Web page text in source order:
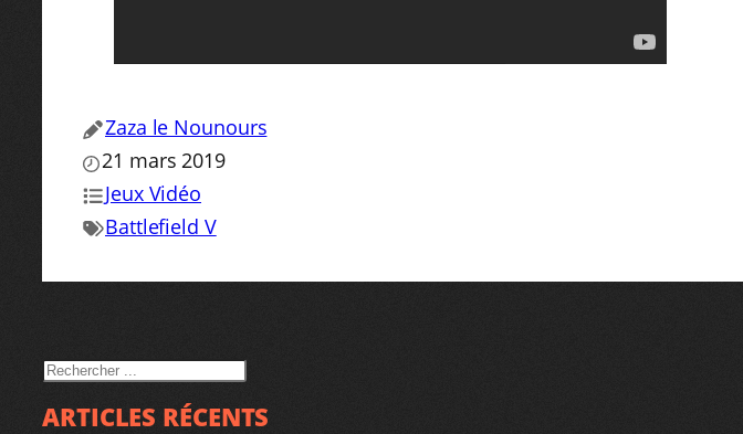
Zaza le Nounours
21 mars 2019
Jeux Vidéo
Battlefield V
RECHERCHER
ARTICLES RÉCENTS